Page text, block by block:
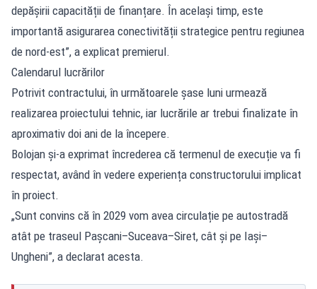
depășirii capacității de finanțare. În același timp, este
importantă asigurarea conectivității strategice pentru regiunea
de nord-est”, a explicat premierul.
Calendarul lucrărilor
Potrivit contractului, în următoarele șase luni urmează
realizarea proiectului tehnic, iar lucrările ar trebui finalizate în
aproximativ doi ani de la începere.
Bolojan și-a exprimat încrederea că termenul de execuție va fi
respectat, având în vedere experiența constructorului implicat
în proiect.
„Sunt convins că în 2029 vom avea circulație pe autostradă
atât pe traseul Pașcani–Suceava–Siret, cât și pe Iași–
Ungheni”, a declarat acesta.